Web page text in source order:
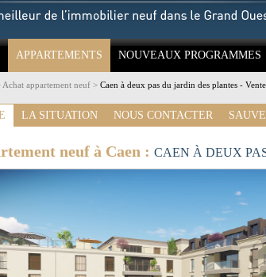
APPARTEMENTS NOUVEAUX PROGRAMMES
Achat appartement neuf > Caen à deux pas du jardin des plantes -
LA SITUATION NOUS CONTACTER
neuf à Caen : CAEN À DEUX